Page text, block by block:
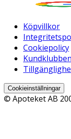
Köpvillkor
Cookiepolicy
Cookieinställningar
© Apoteket AB